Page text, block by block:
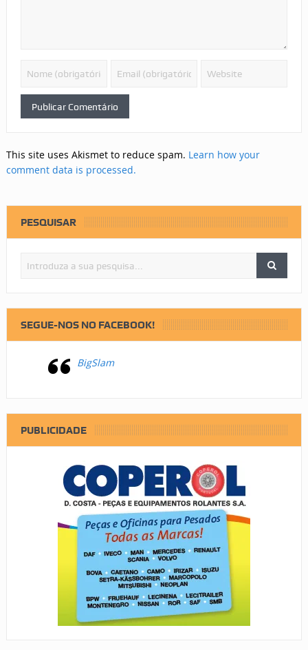
This site uses Akismet to reduce spam. Learn how your
comment data is processed.
PESQUISAR
SEGUE-NOS NO FACEBOOK!
BigSlam
PUBLICIDADE